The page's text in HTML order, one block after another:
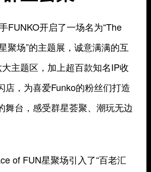
FUNKO开启了一场名为“The
聚场”的主题展，诚意满满的互
主题区，加上超百款知名IP收
店，为喜爱Funko的粉丝们打造
舞台，感受群星荟聚、潮玩无边
of FUN星聚场引入了“百老汇